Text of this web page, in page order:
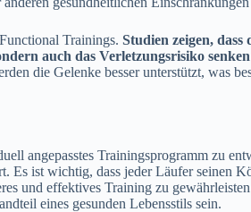
Trainings. Studien zeigen,
auch das Verletzungsrisiko
die Gelenke besser unterstützt, was
angepasstes Trainingsprogramm zu
ist wichtig, dass jeder Läufer seinen
und effektives Training zu
eines gesunden Lebensstils sein.